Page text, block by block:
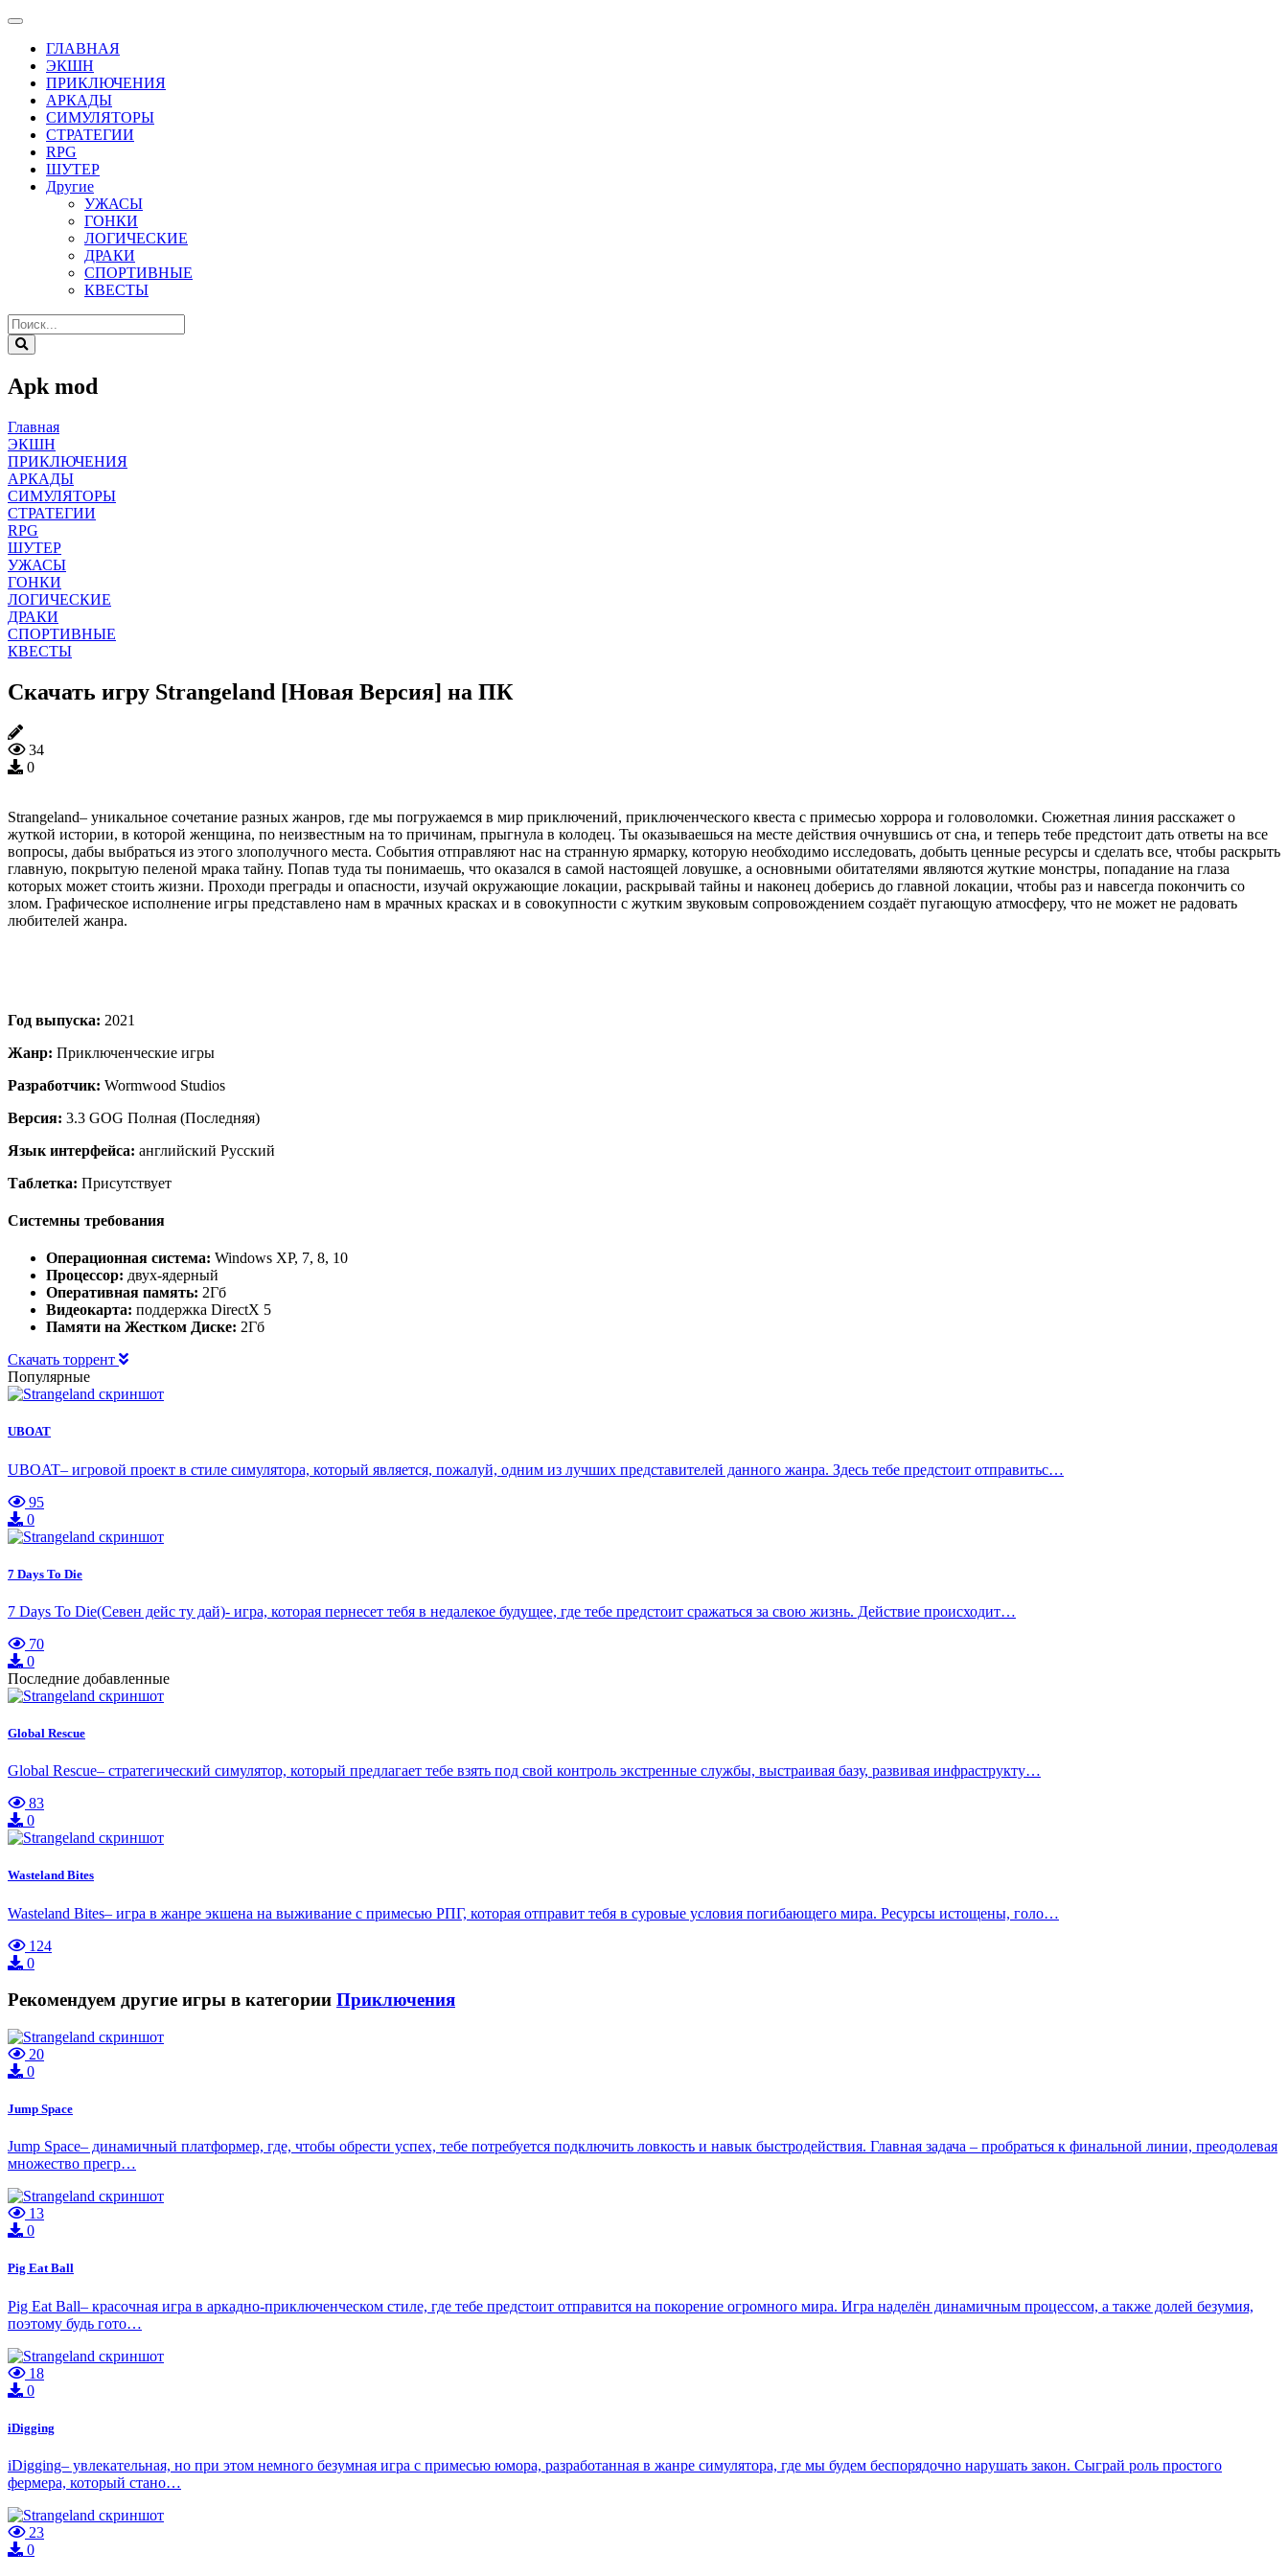
ГЛАВНАЯ
ЭКШН
ПРИКЛЮЧЕНИЯ
АРКАДЫ
СИМУЛЯТОРЫ
СТРАТЕГИИ
RPG
ШУТЕР
Другие
УЖАСЫ
ГОНКИ
ЛОГИЧЕСКИЕ
ДРАКИ
СПОРТИВНЫЕ
КВЕСТЫ
Apk mod
Главная
ЭКШН
ПРИКЛЮЧЕНИЯ
АРКАДЫ
СИМУЛЯТОРЫ
СТРАТЕГИИ
RPG
ШУТЕР
УЖАСЫ
ГОНКИ
ЛОГИЧЕСКИЕ
ДРАКИ
СПОРТИВНЫЕ
КВЕСТЫ
Скачать игру Strangeland [Новая Версия] на ПК
34
0
Strangeland– уникальное сочетание разных жанров, где мы погружаемся в мир приключений, приключенческого квеста с примесью хоррора и головоломки. Сюжетная линия расскажет о
жуткой истории, в которой женщина, по неизвестным на то причинам, прыгнула в колодец. Ты оказываешься на месте действия очнувшись от сна, и теперь тебе предстоит дать ответы на все
вопросы, дабы выбраться из этого злополучного места. События отправляют нас на странную ярмарку, которую необходимо исследовать, добыть ценные ресурсы и сделать все, чтобы раскрыть
главную, покрытую пеленой мрака тайну. Попав туда ты понимаешь, что оказался в самой настоящей ловушке, а основными обитателями являются жуткие монстры, попадание на глаза
которых может стоить жизни. Проходи преграды и опасности, изучай окружающие локации, раскрывай тайны и наконец доберись до главной локации, чтобы раз и навсегда покончить со
злом. Графическое исполнение игры представлено нам в мрачных красках и в совокупности с жутким звуковым сопровождением создаёт пугающую атмосферу, что не может не радовать
любителей жанра.
Год выпуска: 2021
Жанр: Приключенческие игры
Разработчик: Wormwood Studios
Версия: 3.3 GOG Полная (Последняя)
Язык интерфейса: английский Русский
Таблетка: Присутствует
Системны требования
Операционная система: Windows XP, 7, 8, 10
Процессор: двух-ядерный
Оперативная память: 2Гб
Видеокарта: поддержка DirectX 5
Памяти на Жестком Диске: 2Гб
Скачать торрент
Популярные
UBOAT
UBOAT– игровой проект в стиле симулятора, который является, пожалуй, одним из лучших представителей данного жанра. Здесь тебе предстоит отправитьс…
95
0
7 Days To Die
7 Days To Die(Севен дейс ту дай)- игра, которая пернесет тебя в недалекое будущее, где тебе предстоит сражаться за свою жизнь. Действие происходит…
70
0
Последние добавленные
Global Rescue
Global Rescue– стратегический симулятор, который предлагает тебе взять под свой контроль экстренные службы, выстраивая базу, развивая инфраструкту…
83
0
Wasteland Bites
Wasteland Bites– игра в жанре экшена на выживание с примесью РПГ, которая отправит тебя в суровые условия погибающего мира. Ресурсы истощены, голо…
124
0
Рекомендуем другие игры в категории Приключения
20
0
Jump Space
Jump Space– динамичный платформер, где, чтобы обрести успех, тебе потребуется подключить ловкость и навык быстродействия. Главная задача – пробраться к финальной линии, преодолевая
множество прегр…
13
0
Pig Eat Ball
Pig Eat Ball– красочная игра в аркадно-приключенческом стиле, где тебе предстоит отправится на покорение огромного мира. Игра наделён динамичным процессом, а также долей безумия,
поэтому будь гото…
18
0
iDigging
iDigging– увлекательная, но при этом немного безумная игра с примесью юмора, разработанная в жанре симулятора, где мы будем беспорядочно нарушать закон. Сыграй роль простого
фермера, который стано…
23
0